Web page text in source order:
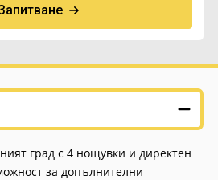
град с 4 нощувки и директен
за допълнителни